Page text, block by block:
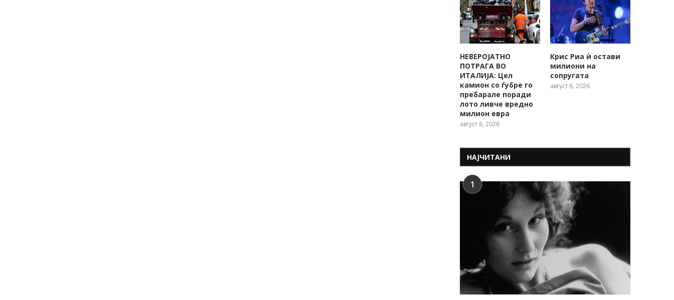
НЕВЕРОЈАТНО
ПОТРАГА ВО
ИТАЛИЈА: Цел
камион со ѓубре го
пребарале поради
лото ливче вредно
милион евра
август 6, 2026
Крис Риа ѝ остави
милиони на
сопругата
август 6, 2026
НАЈЧИТАНИ
1